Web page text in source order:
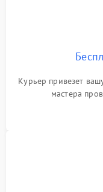
Курьер привезет
мастера